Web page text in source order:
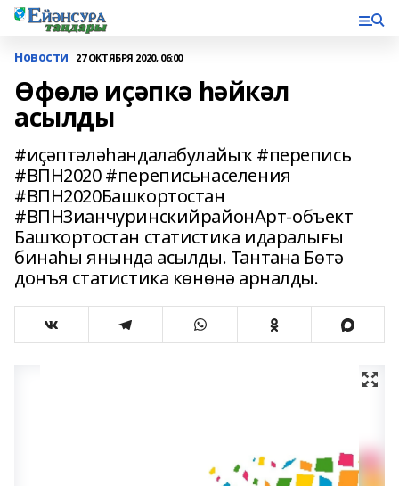
Новости 27 ОКТЯБРЯ 2020, 06:00
Өфөлә иҫәпкә һәйкәл
асылды
#иҫәптәләһандалабулайыҡ #перепись
#ВПН2020 #переписьнаселения
#ВПН2020Башкортостан
#ВПНЗианчуринскийрайонАрт-объект
Башҡортостан статистика идаралығы
бинаһы янында асылды. Тантана Бөтә
донъя статистика көнөнә арналды.